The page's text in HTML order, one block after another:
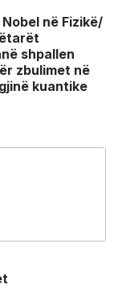
në Fizikë/
shpallen
zbulimet në
kuantike